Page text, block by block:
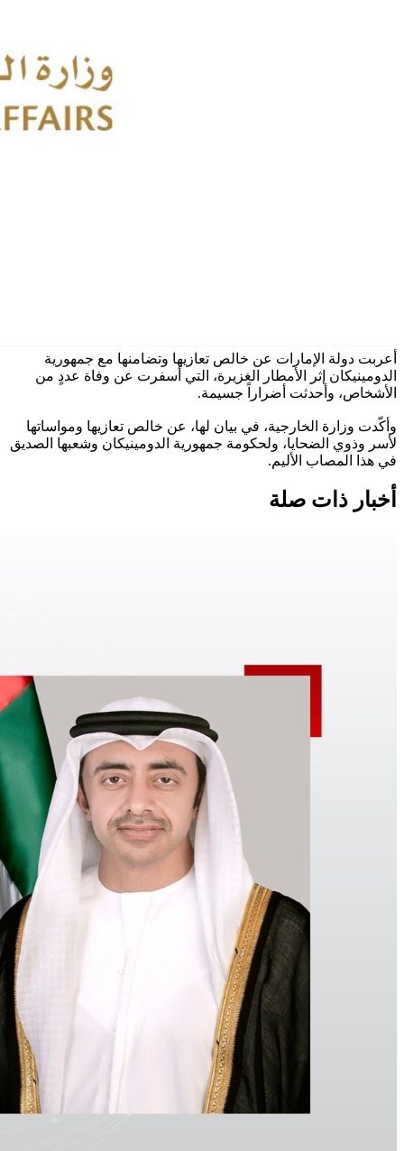
أعربت دولة الإمارات عن خالص تعازيها وتضامنها مع جمهورية
الدومينيكان إثر الأمطار الغزيرة، التي أسفرت عن وفاة عددٍ من
الأشخاص، وأحدثت أضراراً جسيمة.
وأكّدت وزارة الخارجية، في بيان لها، عن خالص تعازيها ومواساتها
لأسر وذوي الضحايا، ولحكومة جمهورية الدومينيكان وشعبها الصديق
في هذا المصاب الأليم.
أخبار ذات صلة